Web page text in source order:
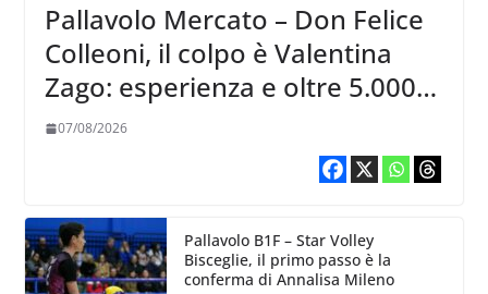
Pallavolo Mercato – Don Felice
Colleoni, il colpo è Valentina
Zago: esperienza e oltre 5.000
punti al servizio di Trescore
07/08/2026
Pallavolo B1F – Star Volley
Bisceglie, il primo passo è la
conferma di Annalisa Mileno